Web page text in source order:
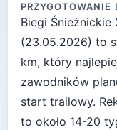
PRZYGOTOWANIE
Biegi
(23.05.2026) to
km, który
zawodników
start trailowy.
to około 14-20